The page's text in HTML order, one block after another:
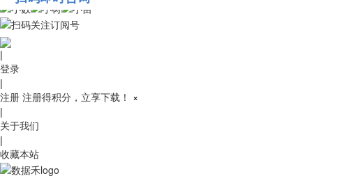
010-53689091
|
登录
|
注册 注册得积分，立享下载！ ×
|
关于我们
|
收藏本站